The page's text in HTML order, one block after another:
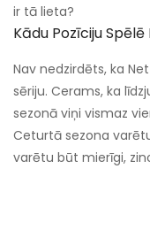
ir tā lieta?
Kādu Pozīciju Spēlē
Nav nedzirdēts, ka
sēriju. Cerams, ka
sezonā viņi vismaz
Ceturtā sezona
varētu būt mierīgi,